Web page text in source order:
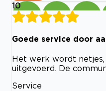
10
Goede service door
Het werk wordt
uitgevoerd. De
Service